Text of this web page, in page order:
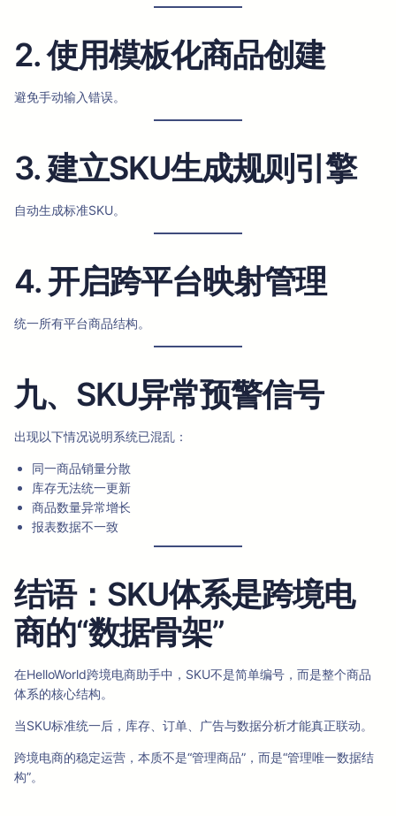
2. 使用模板化商品创建
避免手动输入错误。
3. 建立SKU生成规则引擎
自动生成标准SKU。
4. 开启跨平台映射管理
统一所有平台商品结构。
九、SKU异常预警信号
出现以下情况说明系统已混乱：
同一商品销量分散
库存无法统一更新
商品数量异常增长
报表数据不一致
结语：SKU体系是跨境电
商的“数据骨架”
在HelloWorld跨境电商助手中，SKU不是简单编号，而是整个商品
体系的核心结构。
当SKU标准统一后，库存、订单、广告与数据分析才能真正联动。
跨境电商的稳定运营，本质不是“管理商品”，而是“管理唯一数据结
构”。